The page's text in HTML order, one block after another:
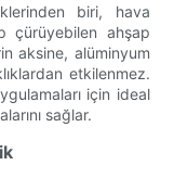
biri, hava
çürüyebilen ahşap
aksine, alüminyum
etkilenmez.
için ideal
sağlar.